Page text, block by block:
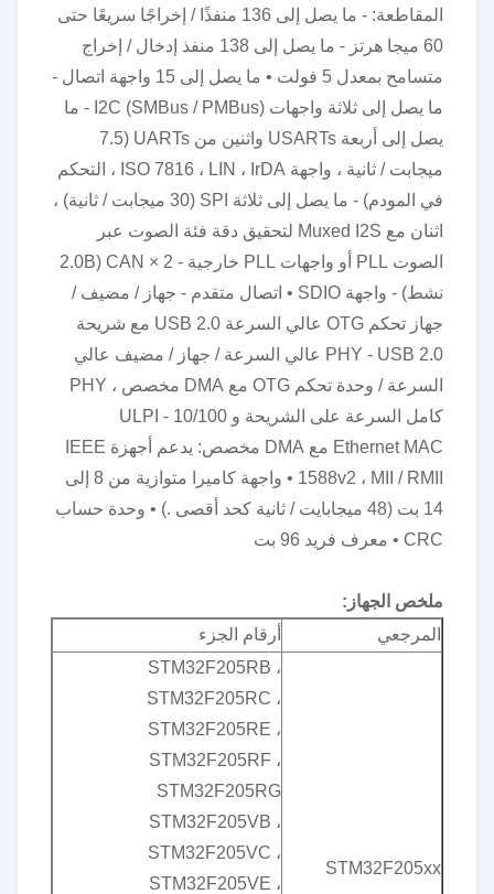
المقاطعة: - ما يصل إلى 136 منفذًا / إخراجًا سريعًا حتى
60 ميجا هرتز - ما يصل إلى 138 منفذ إدخال / إخراج
متسامح بمعدل 5 فولت • ما يصل إلى 15 واجهة اتصال -
ما يصل إلى ثلاثة واجهات I2C (SMBus / PMBus) - ما
يصل إلى أربعة USARTs واثنين من UARTs (7.5
ميجابت / ثانية ، واجهة ISO 7816 ، LIN ، IrDA ، التحكم
في المودم) - ما يصل إلى ثلاثة SPI (30 ميجابت / ثانية) ،
اثنان مع Muxed I2S لتحقيق دقة فئة الصوت عبر
الصوت PLL أو واجهات PLL خارجية - 2 × CAN (2.0B
نشط) - واجهة SDIO • اتصال متقدم - جهاز / مضيف /
جهاز تحكم OTG عالي السرعة USB 2.0 مع شريحة
PHY - USB 2.0 عالي السرعة / جهاز / مضيف عالي
السرعة / وحدة تحكم OTG مع DMA مخصص ، PHY
كامل السرعة على الشريحة و ULPI - 10/100
Ethernet MAC مع DMA مخصص: يدعم أجهزة IEEE
1588v2 ، MII / RMII • واجهة كاميرا متوازية من 8 إلى
14 بت (48 ميجابايت / ثانية كحد أقصى .) • وحدة حساب
CRC • معرف فريد 96 بت
ملخص الجهاز:
المرجعي
أرقام الجزء
STM32F205xx
STM32F205RB ،
STM32F205RC ،
STM32F205RE ،
STM32F205RF ،
STM32F205RG
STM32F205VB ،
STM32F205VC ،
STM32F205VE ،